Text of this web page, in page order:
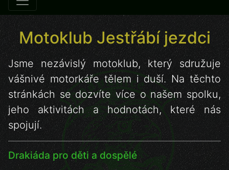
Motoklub Jestřábí jezdci
Jsme nezávislý motoklub, který sdružuje
vášnivé motorkáře tělem i duší. Na těchto
stránkách se dozvíte více o našem spolku,
jeho aktivitách a hodnotách, které nás
spojují.
Drakiáda pro děti a dospělé